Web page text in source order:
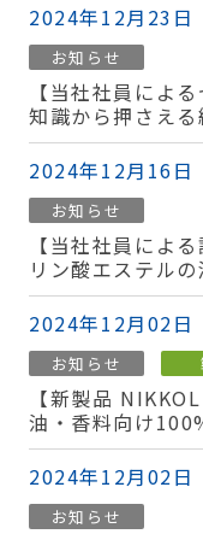
2024年12月23日
お知らせ
【当社社員によ
知識から押さえ
2024年12月16日
お知らせ
【当社社員によ
リン酸エステル
2024年12月02日
お知らせ
【新製品
油・香料向け
2024年12月02日
お知らせ